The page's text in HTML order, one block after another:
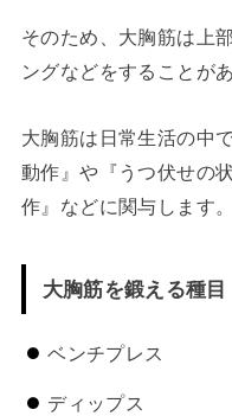
そのため、大胸筋は上
ングなどをすることが
大胸筋は日常生活の中
動作』や『うつ伏せの
作』などに関与します。
大胸筋を鍛える種目
ベンチプレス
ディップス